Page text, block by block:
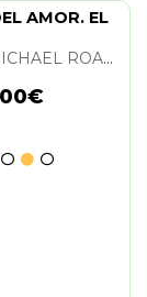
AMOR. EL
GUESHE MICHAEL ROACH